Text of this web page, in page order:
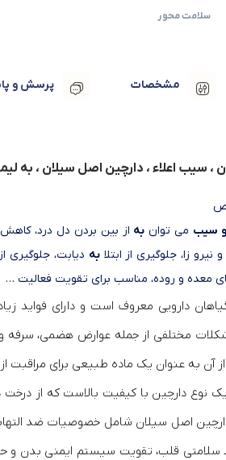
سلامت محور
مشخصات پرسش و
، سیب اعلاء ، دارچین اصل سیلان ، به
سیب می توان به از بین بردن دل درد،
زا، جلوگیری از ابتلابه دیابت،
معده و روده، مناسب برای تقویت فعالیت …
دارویی معروف است و دارای فواید
مختلفی از جمله عوارض هضمی،
آن به عنوان یک ماده طبیعی برای مراقبت
یک نوع دارچین با کیفیت بالاست که از
اصل سیلان شامل خصوصیات ضد
سلامتی قلب، تقویت سیستم ایمنی بدن و